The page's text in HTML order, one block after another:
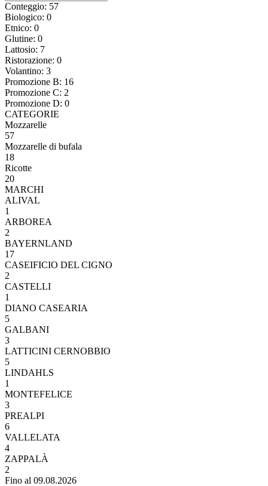
Conteggio: 57
Biologico: 0
Etnico: 0
Glutine: 0
Lattosio: 7
Ristorazione: 0
Volantino: 3
Promozione B: 16
Promozione C: 2
Promozione D: 0
CATEGORIE
Mozzarelle
57
Mozzarelle di bufala
18
Ricotte
20
MARCHI
ALIVAL
1
ARBOREA
2
BAYERNLAND
17
CASEIFICIO DEL CIGNO
2
CASTELLI
1
DIANO CASEARIA
5
GALBANI
3
LATTICINI CERNOBBIO
5
LINDAHLS
1
MONTEFELICE
3
PREALPI
6
VALLELATA
4
ZAPPALÀ
2
Fino al 09.08.2026